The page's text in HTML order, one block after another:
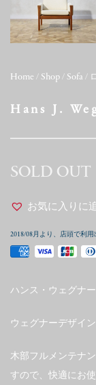
Home / Shop / Sofa /
Hans J.
SOLD OUT
お気に入りに
2018/08月より、店頭で利
ハンス・ウェグナ
ウェグナーデザイ
木部フルメンテナ
すので、快適にお使